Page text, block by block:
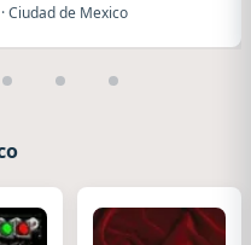
Ciudad de Mexico